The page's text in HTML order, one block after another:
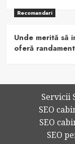
Recomandari
Unde merită să
oferă
Servicii
SEO
SEO
SEO